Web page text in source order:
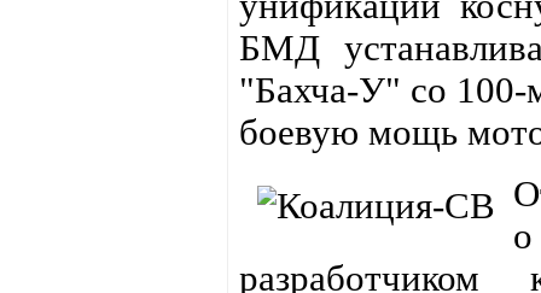
БМД
"Бахча-У" со
боевую мощь